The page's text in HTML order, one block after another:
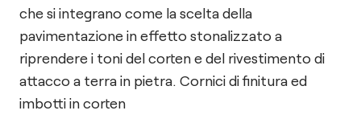
che si integrano come la scelta della
pavimentazione in effetto stonalizzato a
riprendere i toni del corten e del rivestimento di
attacco a terra in pietra. Cornici di finitura ed
imbotti in corten